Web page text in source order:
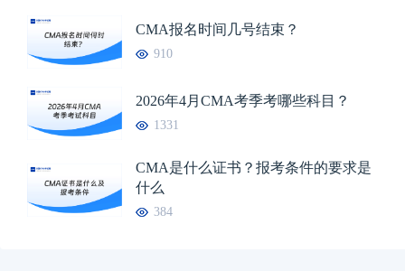
CMA报名时间几号结束？
910
2026年4月CMA考季考哪些科目？
1331
CMA是什么证书？报考条件的要求是
什么
384